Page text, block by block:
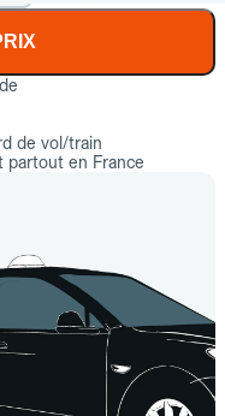
de vol/train
partout en France